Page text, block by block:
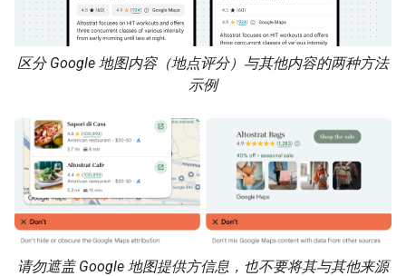
区分 Google 地图内容（地点评分）与其他内容的两种方法
示例
请勿遮盖 Google 地图提供方信息，也不要将其与其他来源